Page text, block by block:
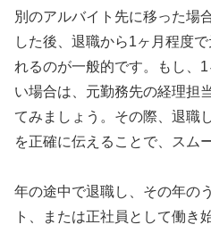
別のアルバイト先に移った場
した後、退職から1ヶ月程度
れるのが一般的です。もし、
い場合は、元勤務先の経理担
てみましょう。その際、退職
を正確に伝えることで、スム
年の途中で退職し、その年の
ト、または正社員として働き